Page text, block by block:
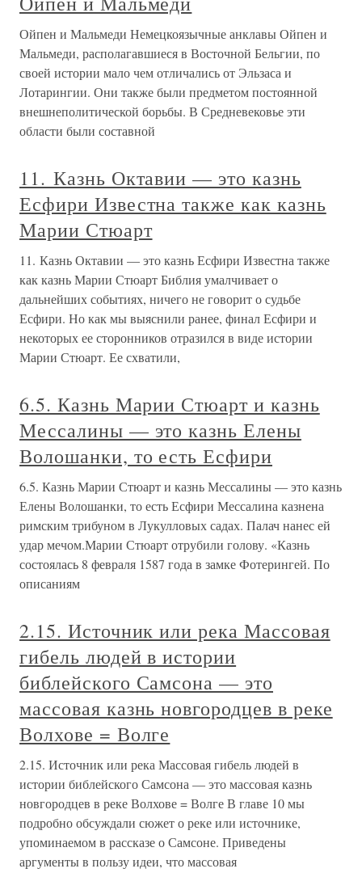
Ойпен и Мальмеди Немецкоязычные анклавы Ойпен и
Мальмеди, располагавшиеся в Восточной Бельгии, по
своей истории мало чем отличались от Эльзаса и
Лотарингии. Они также были предметом постоянной
внешнеполитической борьбы. В Средневековье эти
области были составной
11. Казнь Октавии — это казнь
Есфири Известна также как казнь
Марии Стюарт
11. Казнь Октавии — это казнь Есфири Известна также
как казнь Марии Стюарт Библия умалчивает о
дальнейших событиях, ничего не говорит о судьбе
Есфири. Но как мы выяснили ранее, финал Есфири и
некоторых ее сторонников отразился в виде истории
Марии Стюарт. Ее схватили,
6.5. Казнь Марии Стюарт и казнь
Мессалины — это казнь Елены
Волошанки, то есть Есфири
6.5. Казнь Марии Стюарт и казнь Мессалины — это казнь
Елены Волошанки, то есть Есфири Мессалина казнена
римским трибуном в Лукулловых садах. Палач нанес ей
удар мечом.Марии Стюарт отрубили голову. «Казнь
состоялась 8 февраля 1587 года в замке Фотерингей. По
описаниям
2.15. Источник или река Массовая
гибель людей в истории
библейского Самсона — это
массовая казнь новгородцев в реке
Волхове = Волге
2.15. Источник или река Массовая гибель людей в
истории библейского Самсона — это массовая казнь
новгородцев в реке Волхове = Волге В главе 10 мы
подробно обсуждали сюжет о реке или источнике,
упоминаемом в рассказе о Самсоне. Приведены
аргументы в пользу идеи, что массовая